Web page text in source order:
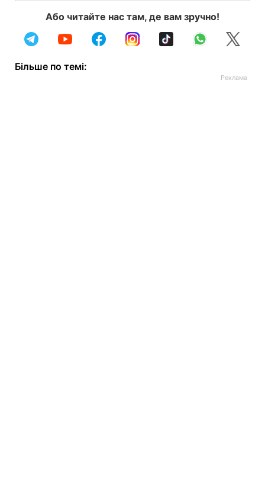
Або читайте нас там, де вам зручно!
Більше по темі: